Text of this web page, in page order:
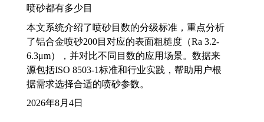
喷砂都有多少目
本文系统介绍了喷砂目数的分级标准，重点分析
了铝合金喷砂200目对应的表面粗糙度（Ra 3.2-
6.3μm），并对比不同目数的应用场景。数据来
源包括ISO 8503-1标准和行业实践，帮助用户根
据需求选择合适的喷砂参数。
2026年8月4日